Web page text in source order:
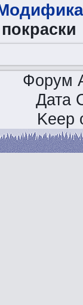
Форум
Дата
Keep